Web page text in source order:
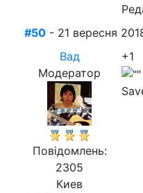
#50 - 21 вересня
Вад
Модератор
Повідомлень:
2305
Киев
+1